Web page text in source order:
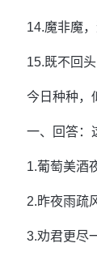
14.魔非魔
15.既不回
今日种种，
一、回答：
1.葡萄美酒
2.昨夜雨疏
3.劝君更尽